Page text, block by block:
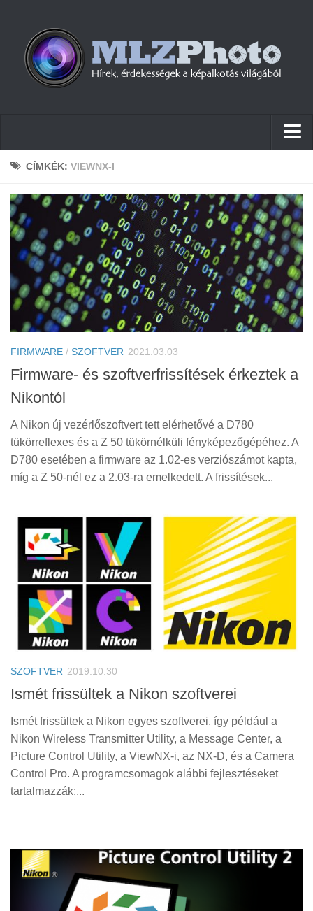
Hírek
Cikkek
Szoftver
Firmware
Tudástár
Tanácsok
Helyszíni Riport
E-BB
CÍMKÉK: VIEWNX-I
FIRMWARE / SZOFTVER 2021.03.03
Firmware- és szoftverfrissítések érkeztek a
Nikontól
A Nikon új vezérlőszoftvert tett elérhetővé a D780
tükörreflexes és a Z 50 tükörnélküli fényképezőgépéhez. A
D780 esetében a firmware az 1.02-es verziószámot kapta,
míg a Z 50-nél ez a 2.03-ra emelkedett. A frissítések...
SZOFTVER 2019.10.30
Ismét frissültek a Nikon szoftverei
Ismét frissültek a Nikon egyes szoftverei, így például a
Nikon Wireless Transmitter Utility, a Message Center, a
Picture Control Utility, a ViewNX-i, az NX-D, és a Camera
Control Pro. A programcsomagok alábbi fejlesztéseket
tartalmazzák:...